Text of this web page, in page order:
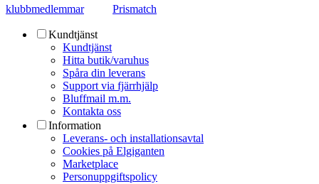
klubbmedlemmar Prismatch
Kundtjänst
Kundtjänst
Hitta butik/varuhus
Spåra din leverans
Support via fjärrhjälp
Bluffmail m.m.
Kontakta oss
Information
Leverans- och installationsavtal
Cookies på Elgiganten
Marketplace
Personuppgiftspolicy